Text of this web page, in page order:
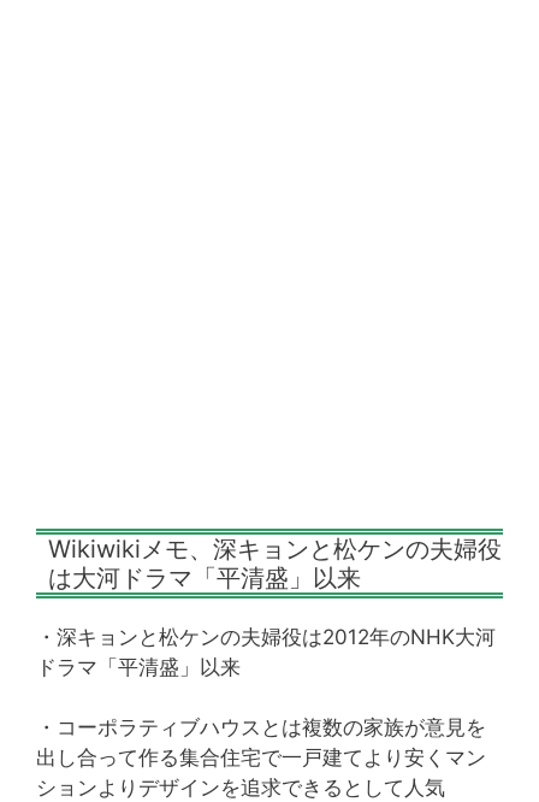
Wikiwikiメモ、深キョンと松ケンの夫婦役
は大河ドラマ「平清盛」以来
・深キョンと松ケンの夫婦役は2012年のNHK大河
ドラマ「平清盛」以来
・コーポラティブハウスとは複数の家族が意見を
出し合って作る集合住宅で一戸建てより安くマン
ションよりデザインを追求できるとして人気